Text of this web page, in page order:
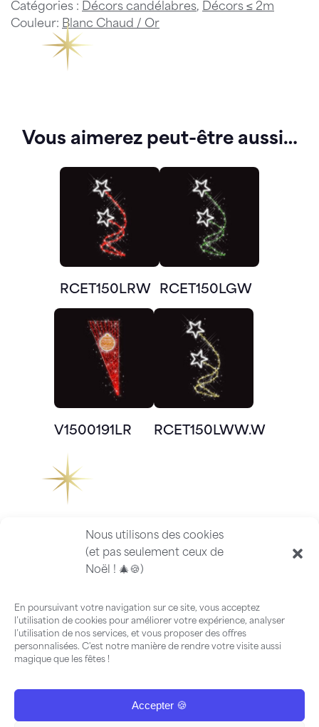
Nous utilisons des cookies
(et pas seulement ceux de
Noël ! 🎄🍪)
En poursuivant votre navigation sur ce site, vous acceptez
l’utilisation de cookies pour améliorer votre expérience, analyser
l’utilisation de nos services, et vous proposer des offres
personnalisées. C'est notre manière de rendre votre visite aussi
magique que les fêtes !
Accepter 🍪
Catégories : Décors candélabres, Décors ≤ 2m
Couleur: Blanc Chaud / Or
Vous aimerez peut-être aussi…
RCET150LRW RCET150LGW
V1500191LR RCET150LWW.W
FAQ-Guide